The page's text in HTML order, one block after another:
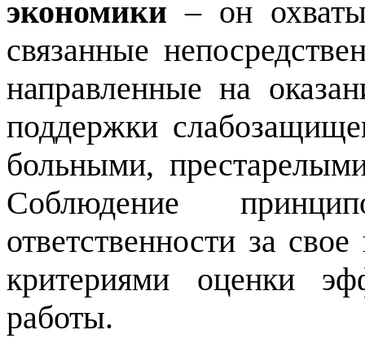
экономики – он
связанные
направленные на
поддержки
боль­ными,
Соблюдение
ответственности за
критериями оценки
работы.